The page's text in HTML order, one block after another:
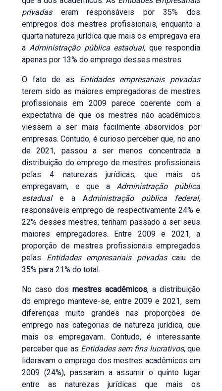
privadaseram responsáveis por 35% dos
empregos dos mestres profissionais, enquanto a
quarta natureza jurídica que mais os empregava era
aAdministração pública estadual, que respondia
apenas por 13% do emprego desses mestres.
O fato de as Entidades empresariais privadas
terem sido as maiores empregadoras de mestres
profissionais em 2009 parece coerente com a
expectativa de que os mestres não acadêmicos
viessem a ser mais facilmente absorvidos por
empresas. Contudo, é curioso perceber que, no ano
de 2021, passou a ser menos concentrada a
distribuição do emprego de mestres profissionais
pelas 4 naturezas jurídicas, que mais os
empregavam, e que aAdministração pública
estaduale a Administração pública federal,
responsáveis emprego de respectivamente 24% e
22% desses mestres, tenham passado a ser seus
maiores empregadores. Entre 2009 e 2021, a
proporção de mestres profissionais empregados
pelas Entidades empresariais privadascaiu de
35% para 21% do total.
No caso dos mestres acadêmicos, a distribuição
do emprego manteve-se, entre 2009 e 2021, sem
diferenças muito grandes nas proporções de
emprego nas categorias de natureza jurídica, que
mais os empregavam. Contudo, é interessante
perceber que as Entidades sem fins lucrativos, que
lideravam o emprego dos mestres acadêmicos em
2009 (24%), passaram a assumir o quinto lugar
entre as naturezas jurídicas que mais os